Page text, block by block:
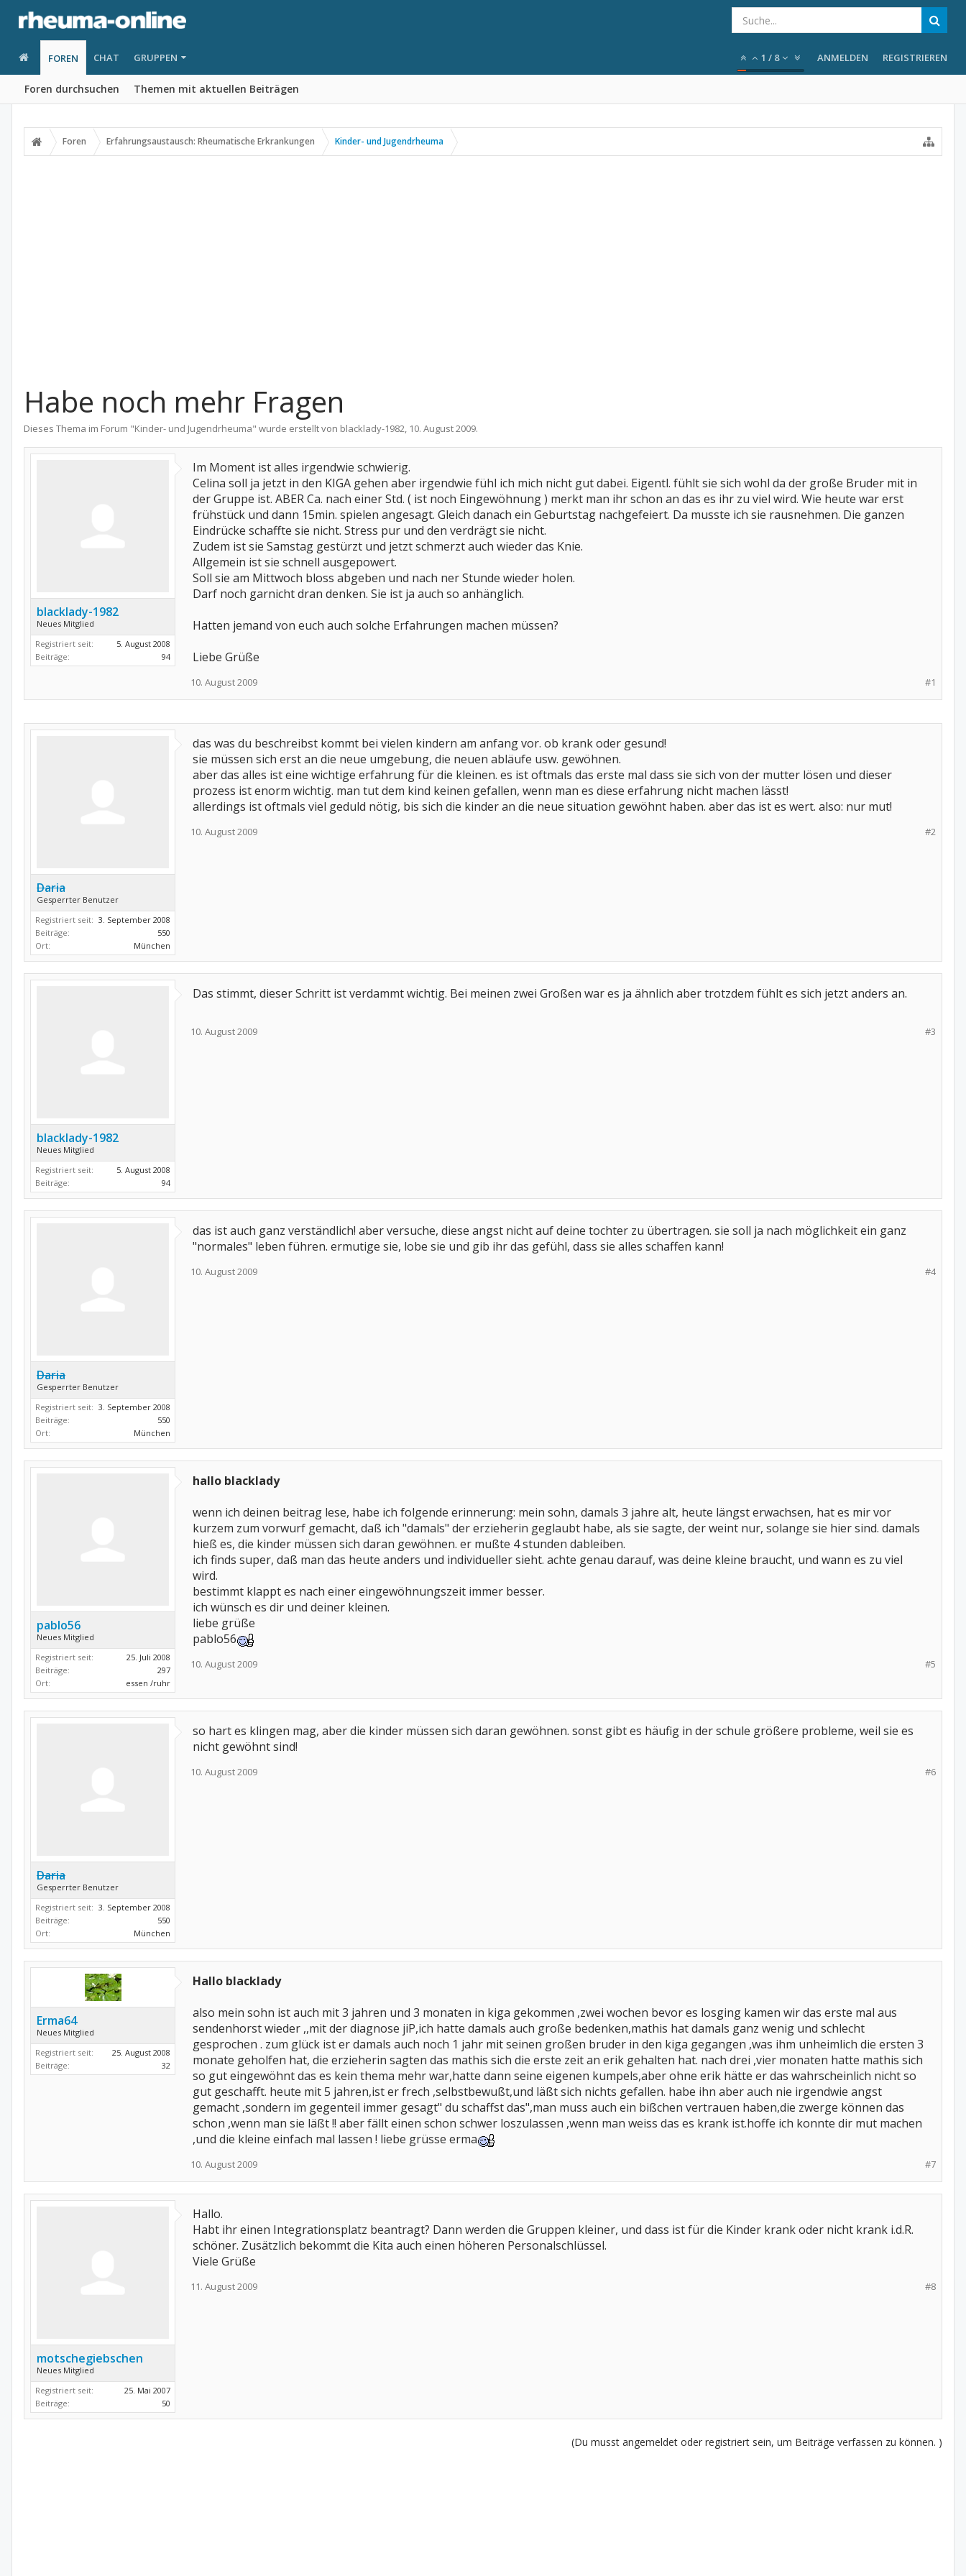
FOREN
Foren durchsuchen Themen mit aktuellen Beiträgen
CHAT GRUPPEN 1 / 8 ANMELDEN REGISTRIEREN
Foren Erfahrungsaustausch: Rheumatische Erkrankungen Kinder- und Jugendrheuma
Habe noch mehr Fragen
Dieses Thema im Forum "Kinder- und Jugendrheuma" wurde erstellt von blacklady-1982, 10. August 2009.
blacklady-1982
Neues Mitglied
Registriert seit:
5. August 2008
Beiträge:
94
Im Moment ist alles irgendwie schwierig.
Celina soll ja jetzt in den KIGA gehen aber irgendwie fühl ich mich nicht gut dabei. Eigentl. fühlt sie sich wohl da der große Bruder mit in
der Gruppe ist. ABER Ca. nach einer Std. ( ist noch Eingewöhnung ) merkt man ihr schon an das es ihr zu viel wird. Wie heute war erst
frühstück und dann 15min. spielen angesagt. Gleich danach ein Geburtstag nachgefeiert. Da musste ich sie rausnehmen. Die ganzen
Eindrücke schaffte sie nicht. Stress pur und den verdrägt sie nicht.
Zudem ist sie Samstag gestürzt und jetzt schmerzt auch wieder das Knie.
Allgemein ist sie schnell ausgepowert.
Soll sie am Mittwoch bloss abgeben und nach ner Stunde wieder holen.
Darf noch garnicht dran denken. Sie ist ja auch so anhänglich.
Hatten jemand von euch auch solche Erfahrungen machen müssen?
Liebe Grüße
#1
10. August 2009
Daria
Gesperrter Benutzer
Registriert seit: 3. September 2008
Beiträge:
550
Ort:
München
das was du beschreibst kommt bei vielen kindern am anfang vor. ob krank oder gesund!
sie müssen sich erst an die neue umgebung, die neuen abläufe usw. gewöhnen.
aber das alles ist eine wichtige erfahrung für die kleinen. es ist oftmals das erste mal dass sie sich von der mutter lösen und dieser
prozess ist enorm wichtig. man tut dem kind keinen gefallen, wenn man es diese erfahrung nicht machen lässt!
allerdings ist oftmals viel geduld nötig, bis sich die kinder an die neue situation gewöhnt haben. aber das ist es wert. also: nur mut!
#2
10. August 2009
blacklady-1982
Neues Mitglied
Registriert seit:
5. August 2008
Beiträge:
94
Das stimmt, dieser Schritt ist verdammt wichtig. Bei meinen zwei Großen war es ja ähnlich aber trotzdem fühlt es sich jetzt anders an.
#3
10. August 2009
Daria
Gesperrter Benutzer
Registriert seit: 3. September 2008
Beiträge:
550
Ort:
München
das ist auch ganz verständlich! aber versuche, diese angst nicht auf deine tochter zu übertragen. sie soll ja nach möglichkeit ein ganz
"normales" leben führen. ermutige sie, lobe sie und gib ihr das gefühl, dass sie alles schaffen kann!
#4
10. August 2009
pablo56
Neues Mitglied
Registriert seit:
25. Juli 2008
Beiträge:
297
Ort:
essen /ruhr
hallo blacklady
wenn ich deinen beitrag lese, habe ich folgende erinnerung: mein sohn, damals 3 jahre alt, heute längst erwachsen, hat es mir vor
kurzem zum vorwurf gemacht, daß ich "damals" der erzieherin geglaubt habe, als sie sagte, der weint nur, solange sie hier sind. damals
hieß es, die kinder müssen sich daran gewöhnen. er mußte 4 stunden dableiben.
ich finds super, daß man das heute anders und individueller sieht. achte genau darauf, was deine kleine braucht, und wann es zu viel
wird.
bestimmt klappt es nach einer eingewöhnungszeit immer besser.
ich wünsch es dir und deiner kleinen.
liebe grüße
pablo56
#5
10. August 2009
Daria
Gesperrter Benutzer
Registriert seit: 3. September 2008
Beiträge:
550
Ort:
München
so hart es klingen mag, aber die kinder müssen sich daran gewöhnen. sonst gibt es häufig in der schule größere probleme, weil sie es
nicht gewöhnt sind!
#6
10. August 2009
Erma64
Neues Mitglied
Registriert seit:
25. August 2008
Beiträge:
32
Hallo blacklady
also mein sohn ist auch mit 3 jahren und 3 monaten in kiga gekommen ,zwei wochen bevor es losging kamen wir das erste mal aus
sendenhorst wieder ,,mit der diagnose jiP,ich hatte damals auch große bedenken,mathis hat damals ganz wenig und schlecht
gesprochen . zum glück ist er damals auch noch 1 jahr mit seinen großen bruder in den kiga gegangen ,was ihm unheimlich die ersten 3
monate geholfen hat, die erzieherin sagten das mathis sich die erste zeit an erik gehalten hat. nach drei ,vier monaten hatte mathis sich
so gut eingewöhnt das es kein thema mehr war,hatte dann seine eigenen kumpels,aber ohne erik hätte er das wahrscheinlich nicht so
gut geschafft. heute mit 5 jahren,ist er frech ,selbstbewußt,und läßt sich nichts gefallen. habe ihn aber auch nie irgendwie angst
gemacht ,sondern im gegenteil immer gesagt" du schaffst das",man muss auch ein bißchen vertrauen haben,die zwerge können das
schon ,wenn man sie läßt !! aber fällt einen schon schwer loszulassen ,wenn man weiss das es krank ist.hoffe ich konnte dir mut machen
,und die kleine einfach mal lassen ! liebe grüsse erma
#7
10. August 2009
motschegiebschen
Neues Mitglied
Registriert seit:
25. Mai 2007
Beiträge:
50
Hallo.
Habt ihr einen Integrationsplatz beantragt? Dann werden die Gruppen kleiner, und dass ist für die Kinder krank oder nicht krank i.d.R.
schöner. Zusätzlich bekommt die Kita auch einen höheren Personalschlüssel.
Viele Grüße
#8
11. August 2009
(Du musst angemeldet oder registriert sein, um Beiträge verfassen zu können. )